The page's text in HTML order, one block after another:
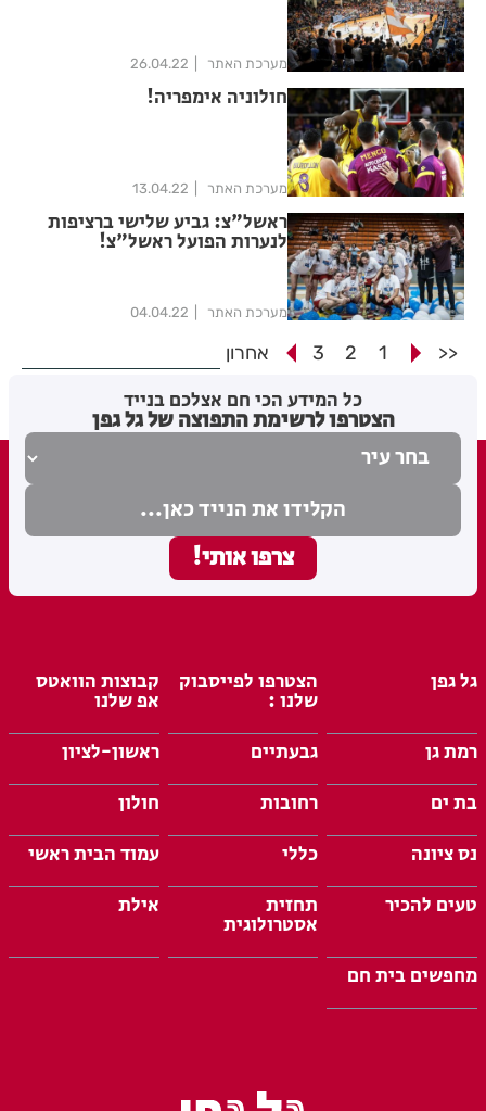
מערכת האתר 26.04.22
חולוניה אימפריה!
מערכת האתר 13.04.22
ראשל"צ: גביע שלישי ברציפות
לנערות הפועל ראשל"צ!
מערכת האתר 04.04.22
<<
1
2
3 אחרון
כל המידע הכי חם אצלכם בנייד
הצטרפו לרשימת התפוצה של גל גפן
גל גפן הצטרפו לפייסבוק
שלנו :
קבוצות הוואטס
אפ שלנו
רמת גן
גבעתיים
ראשון-לציון
בת ים
רחובות
חולון
נס ציונה
כללי
עמוד הבית ראשי
טעים להכיר
תחזית
אסטרולוגית
אילת
מחפשים בית חם